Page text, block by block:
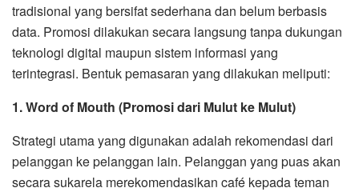
tradisional yang bersifat sederhana dan belum berbasis
data. Promosi dilakukan secara langsung tanpa dukungan
teknologi digital maupun sistem informasi yang
terintegrasi. Bentuk pemasaran yang dilakukan meliputi:
1. Word of Mouth (Promosi dari Mulut ke Mulut)
Strategi utama yang digunakan adalah rekomendasi dari
pelanggan ke pelanggan lain. Pelanggan yang puas akan
secara sukarela merekomendasikan café kepada teman